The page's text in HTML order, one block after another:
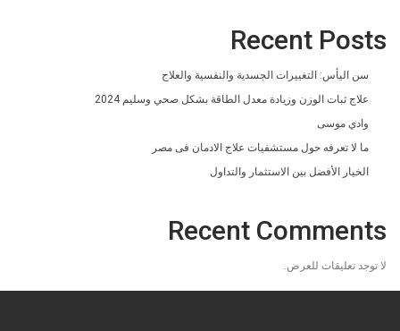
Recent Posts
سن اليأس: التغييرات الجسدية والنفسية والعلاج
علاج ثبات الوزن وزيادة معدل الطاقة بشكل صحي وسليم 2024
وادي موسى
ما لا تعرفه حول مستشفيات علاج الادمان فى مصر
الخيار الأفضل بين الاستثمار والتداول
Recent Comments
لا توجد تعليقات للعرض.